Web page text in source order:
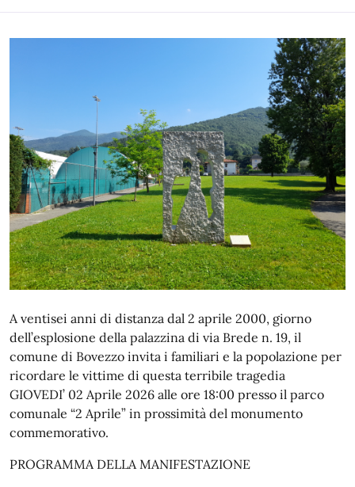
A ventisei anni di distanza dal 2 aprile 2000, giorno
dell’esplosione della palazzina di via Brede n. 19, il
comune di Bovezzo invita i familiari e la popolazione per
ricordare le vittime di questa terribile tragedia
GIOVEDI’ 02 Aprile 2026 alle ore 18:00 presso il parco
comunale “2 Aprile” in prossimità del monumento
commemorativo.
PROGRAMMA DELLA MANIFESTAZIONE